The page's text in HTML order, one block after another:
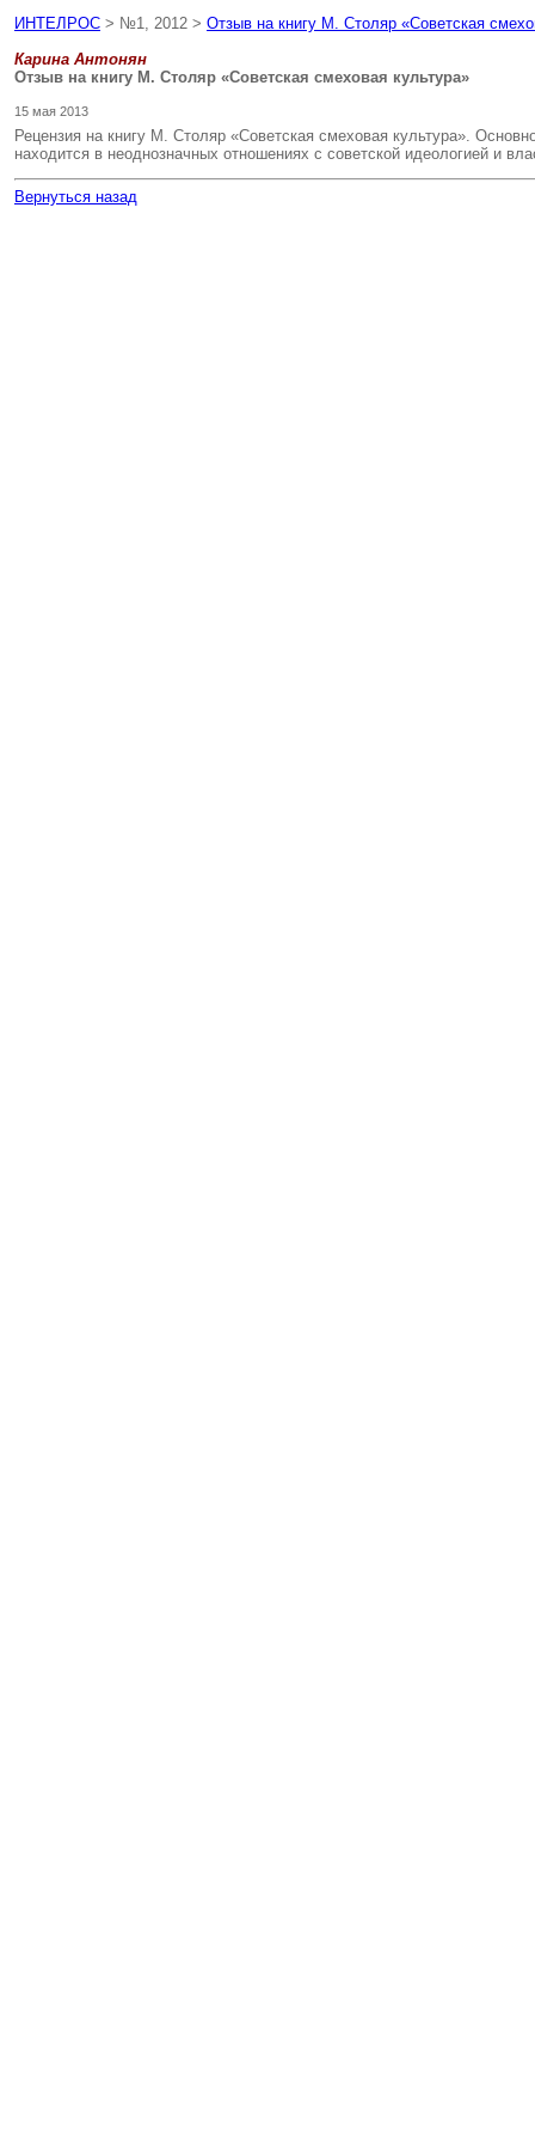
ИНТЕЛРОС > №1, 2012 > Отзыв на книгу М. Столяр «Советская
Карина Антонян
Отзыв на книгу М. Столяр «Советская смеховая культура»
15 мая 2013
Рецензия на книгу М. Столяр «Советская смеховая культура».
находится в неоднозначных отношениях с советской идеологией и
Вернуться назад